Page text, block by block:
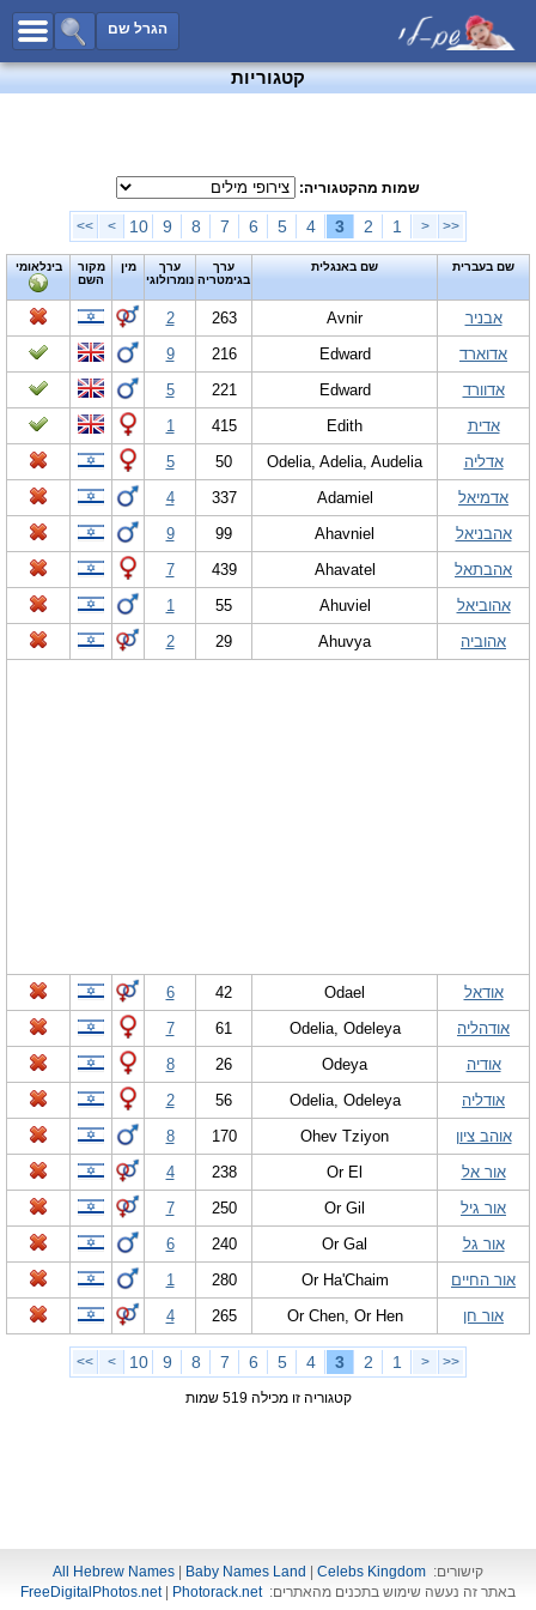
הגרל שם
כל השמות
שמות לבנים
שמות נפוצים
קטגוריות
מפורסמיםחדש!
נומרולוגיה
צור קשר
פייסבוק
קטגוריות
שמות מהקטגוריה:
<<
<
1
2
3
4
5
6
7
8
9
10
>
>>
שם בעברית שם באנגלית
ערך
בגימטריה
ערך
נומרולוגי
מין
מקור
השם
בינלאומי
אבניר Avnir
263
2
אדוארד
Edward
216
9
אדוורד
Edward
221
5
אדית
Edith
415
1
אדליה
Odelia, Adelia, Audelia
50
5
אדמיאל
Adamiel
337
4
אהבניאל
Ahavniel
99
9
אהבתאל
Ahavatel
439
7
אהוביאל
Ahuviel
55
1
אהוביה
Ahuvya
29
2
אודאל Odael
42
6
אודהליה
Odelia, Odeleya
61
7
אודיה
Odeya
26
8
אודליה
Odelia, Odeleya
56
2
אוהב ציון
Ohev Tziyon
170
8
אור אל
Or El
238
4
אור גיל
Or Gil
250
7
אור גל
Or Gal
240
6
אור החיים
Or Ha'Chaim
280
1
אור חן
Or Chen, Or Hen
265
4
<<
<
1
2
3
4
5
6
7
8
9
10
>
>>
קטגוריה זו מכילה 519 שמות
קישורים: All Hebrew Names Baby Names Land
Celebs Kingdom
באתר זה נעשה שימוש בתכנים מהאתרים:
FreeDigitalPhotos.net| Photorack.net